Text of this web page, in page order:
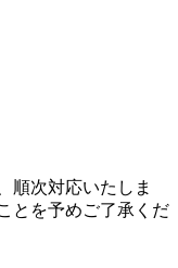
順次対応いたしま
とを予めご了承くだ